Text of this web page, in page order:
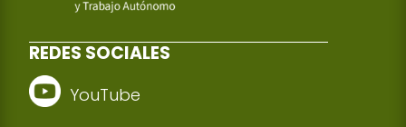
REDES SOCIALES
YouTube